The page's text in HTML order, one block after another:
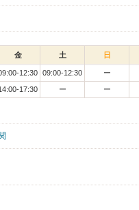
金 土 日
12:30 09:00-12:30 ー
17:30 ー ー